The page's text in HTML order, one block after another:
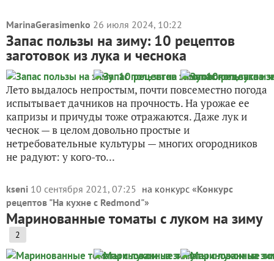
MarinaGerasimenko 26 июля 2024, 10:22
Запас пользы на зиму: 10 рецептов
заготовок из лука и чеснока
Лето выдалось непростым, почти повсеместно погода
испытывает дачников на прочность. На урожае ее
капризы и причуды тоже отражаются. Даже лук и
чеснок — в целом довольно простые и
нетребовательные культуры — многих огородников
не радуют: у кого-то...
kseni 10 сентября 2021, 07:25 на конкурс «Конкурс
рецептов "На кухне с Redmond"»
Маринованные томаты с луком на зиму
2